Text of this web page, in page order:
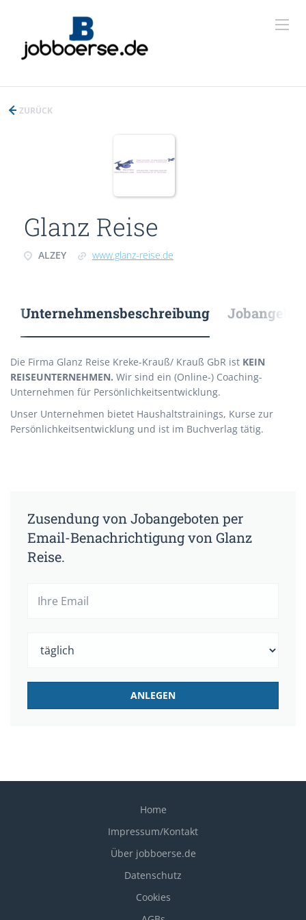
ZURÜCK
Glanz Reise
ALZEY www.glanz-reise.de
Unternehmensbeschreibung
Die Firma Glanz Reise Kreke-Krauß/ Krauß GbR ist KEIN
REISEUNTERNEHMEN. Wir sind ein (Online-) Coaching-
Unternehmen für Persönlichkeitsentwicklung.
Unser Unternehmen bietet Haushaltstrainings, Kurse zur
Persönlichkeitsentwicklung und ist im Buchverlag tätig.
Zusendung von Jobangeboten per
Email-Benachrichtigung von Glanz
Reise.
Home
Impressum/Kontakt
Über jobboerse.de
Datenschutz
Cookies